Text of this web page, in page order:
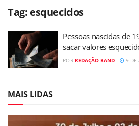
Tag: esquecidos
Pessoas nascidas de
sacar valores
POR REDAÇÃO BAND 9 DE
MAIS LIDAS